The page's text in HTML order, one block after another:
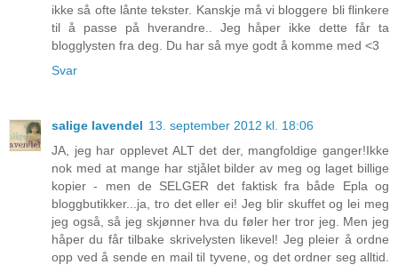
ikke så ofte lånte tekster. Kanskje må vi bloggere bli flinkere
til å passe på hverandre.. Jeg håper ikke dette får ta
blogglysten fra deg. Du har så mye godt å komme med <3
Svar
salige lavendel 13. september 2012 kl. 18:06
JA, jeg har opplevet ALT det der, mangfoldige ganger!Ikke
nok med at mange har stjålet bilder av meg og laget billige
kopier - men de SELGER det faktisk fra både Epla og
bloggbutikker...ja, tro det eller ei! Jeg blir skuffet og lei meg
jeg også, så jeg skjønner hva du føler her tror jeg. Men jeg
håper du får tilbake skrivelysten likevel! Jeg pleier å ordne
opp ved å sende en mail til tyvene, og det ordner seg alltid.